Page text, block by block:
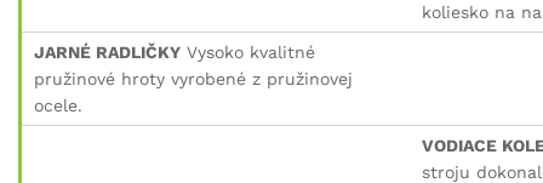
koliesko na
JARNÉ RADLIČKY Vysoko kvalitné
pružinové hroty vyrobené z pružinovej
ocele.
VODIACE
stroju